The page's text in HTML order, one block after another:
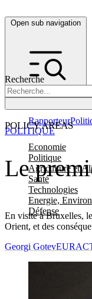
Open sub navigation
Recherche
POLICY AREAS
Economie
Politique
Agriculture et
Santé
Technologies
Energie,
Défense
Rapporteur
Le
En visite à Bruxelles,
Orient, et des
POLITIQUE
Georgi Gotev